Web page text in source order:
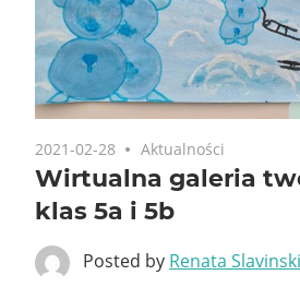
2021-02-28 Aktualności
Wirtualna galeria
klas 5a i 5b
Posted by Renata